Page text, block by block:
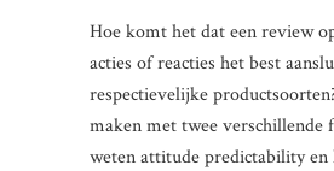
Hoe komt het dat een review
acties of reacties het best
respectievelijke
maken met twee verschillende
weten attitude predictability en